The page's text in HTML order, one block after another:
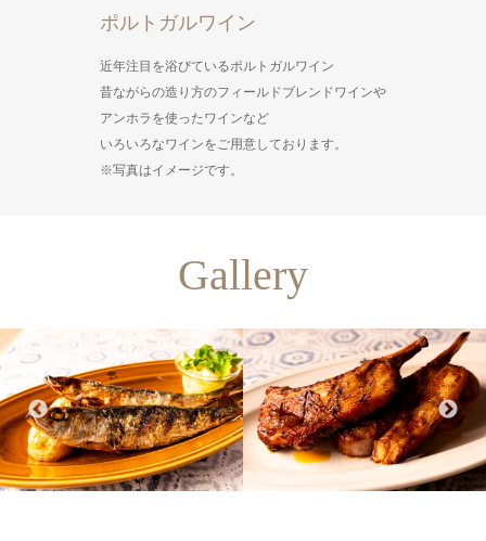
ポルトガルワイン
近年注目を浴びているポルトガルワイン
昔ながらの造り方のフィールドブレンドワインや
アンホラを使ったワインなど
いろいろなワインをご用意しております。
※写真はイメージです。
Gallery